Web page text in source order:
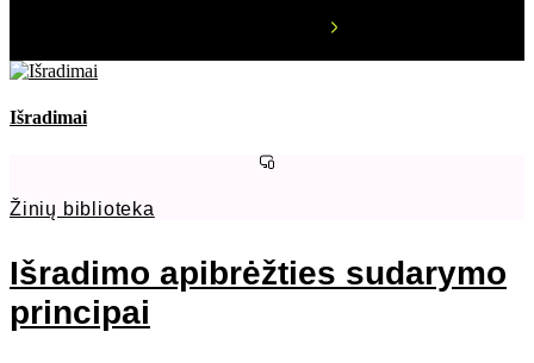
Išradimai
Žinių biblioteka
Išradimo apibrėžties sudarymo
principai